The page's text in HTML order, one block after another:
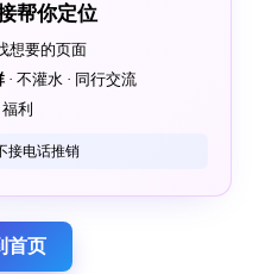
帮你定位
想要的页面
· 不灌水 · 同行交流
福利
接电话推销
首页